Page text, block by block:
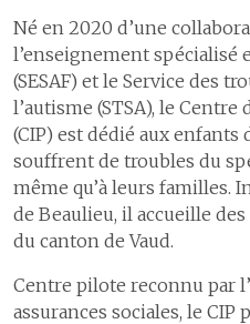
Né en 2020 d’une
l’enseignement spécialisé
(SESAF) et le Service des
l’autisme (STSA), le
(CIP) est dédié aux enfants
souffrent de troubles du
même qu’à leurs familles.
de Beaulieu, il accueille
du canton de Vaud.
Centre pilote reconnu par
assurances sociales, le